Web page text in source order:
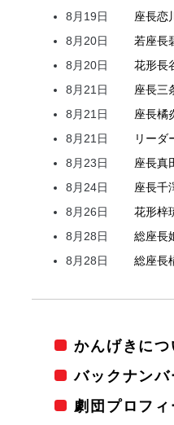
8月19日
座長恋
8月20日
若座長
8月20日
花形長
8月21日
座長三
8月21日
座長橘
8月21日
リーダ
8月23日
座長真
8月24日
座長千
8月26日
花形梓
8月28日
総座長
8月28日
総座長
かんげきにつ
バックナンバ
劇団プロフ